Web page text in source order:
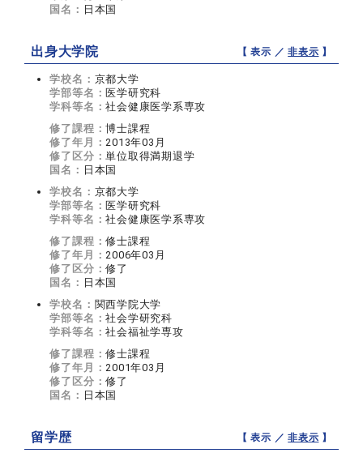
国名： 日本国
出身大学院 【 表示 ／非表示 】
学校名： 京都大学
学部等名： 医学研究科
学科等名：社会健康医学系専攻
修了課程：博士課程
修了年月：2013年03月
修了区分：単位取得満期退学
国名： 日本国
学校名： 京都大学
学部等名： 医学研究科
学科等名：社会健康医学系専攻
修了課程：修士課程
修了年月：2006年03月
修了区分：修了
国名： 日本国
学校名： 関西学院大学
学部等名：社会学研究科
学科等名：社会福祉学専攻
修了課程：修士課程
修了年月：2001年03月
修了区分：修了
国名： 日本国
留学歴 【 表示 ／非表示 】